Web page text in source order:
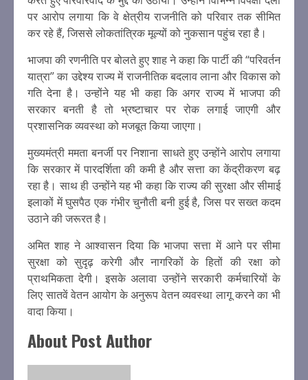
पर आरोप लगाया कि वे क्षेत्रीय राजनीति को परिवार तक सीमित
कर रहे हैं, जिससे लोकतांत्रिक मूल्यों को नुकसान पहुंच रहा है।
भाजपा की रणनीति पर बोलते हुए शाह ने कहा कि पार्टी की “परिवर्तन
यात्रा” का उद्देश्य राज्य में राजनीतिक बदलाव लाना और विकास को
गति देना है। उन्होंने यह भी कहा कि अगर राज्य में भाजपा की
सरकार बनती है तो भ्रष्टाचार पर रोक लगाई जाएगी और
प्रशासनिक व्यवस्था को मजबूत किया जाएगा।
मुख्यमंत्री ममता बनर्जी पर निशाना साधते हुए उन्होंने आरोप लगाया
कि सरकार में पारदर्शिता की कमी है और सत्ता का केंद्रीकरण बढ़
रहा है। साथ ही उन्होंने यह भी कहा कि राज्य की सुरक्षा और सीमाई
इलाकों में घुसपैठ एक गंभीर चुनौती बनी हुई है, जिस पर सख्त कदम
उठाने की जरूरत है।
अमित शाह ने आश्वासन दिया कि भाजपा सत्ता में आने पर सीमा
सुरक्षा को सुदृढ़ करेगी और नागरिकों के हितों की रक्षा को
प्राथमिकता देगी। इसके अलावा उन्होंने सरकारी कर्मचारियों के
लिए सातवें वेतन आयोग के अनुरूप वेतन व्यवस्था लागू करने का भी
वादा किया।
About Post Author